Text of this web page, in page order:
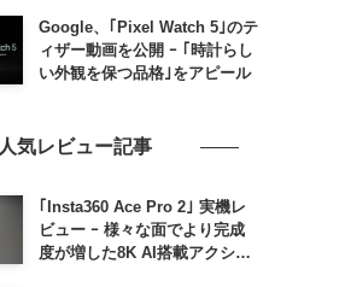
Google、｢Pixel Watch 5｣のテ
ィザー動画を公開 ｰ ｢時計らし
い外観を保つ品格｣をアピール
人気レビュー記事
｢Insta360 Ace Pro 2｣ 実機レ
ビュー ｰ 様々な面でより完成
度が増した8K AI搭載アクショ